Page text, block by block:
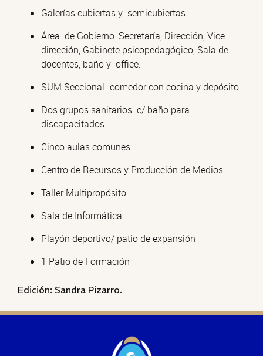
Galerías cubiertas y semicubiertas.
Área de Gobierno: Secretaría, Dirección, Vice
dirección, Gabinete psicopedagógico, Sala de
docentes, baño y office.
SUM Seccional- comedor con cocina y depósito.
Dos grupos sanitarios c/ baño para
discapacitados
Cinco aulas comunes
Centro de Recursos y Producción de Medios.
Taller Multipropósito
Sala de Informática
Playón deportivo/ patio de expansión
1 Patio de Formación
Edición: Sandra Pizarro.